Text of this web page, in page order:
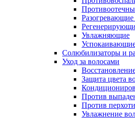
Увлажняющие
Солюбилизаторы и
Уход за волосами
Защита цвета
Против
Против перхоти
Увлажнение